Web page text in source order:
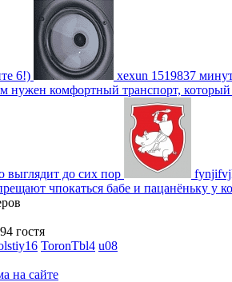
6!) xexun 1519837
нужен комфортный транспорт, который
выглядит до сих пор
чпокаться бабе и пацанёньку у
гостя
ToronTbl4 u08
на сайте